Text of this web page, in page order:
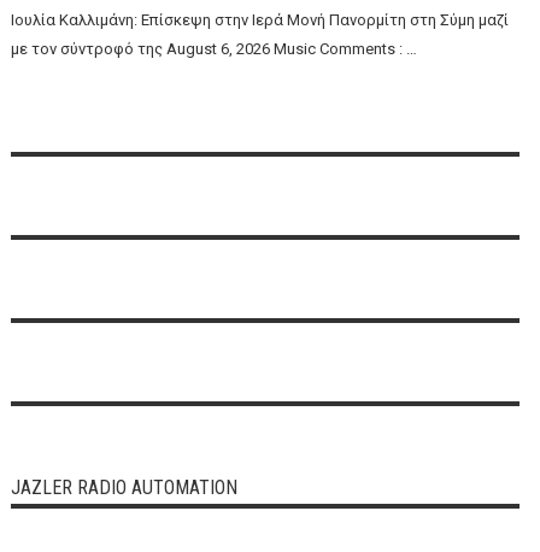
Ιουλία Καλλιμάνη: Επίσκεψη στην Ιερά Μονή Πανορμίτη στη Σύμη μαζί
με τον σύντροφό της August 6, 2026 Music Comments : …
JAZLER RADIO AUTOMATION